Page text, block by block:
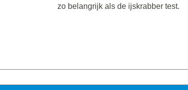
zo belangrijk als de ijskrabber test.